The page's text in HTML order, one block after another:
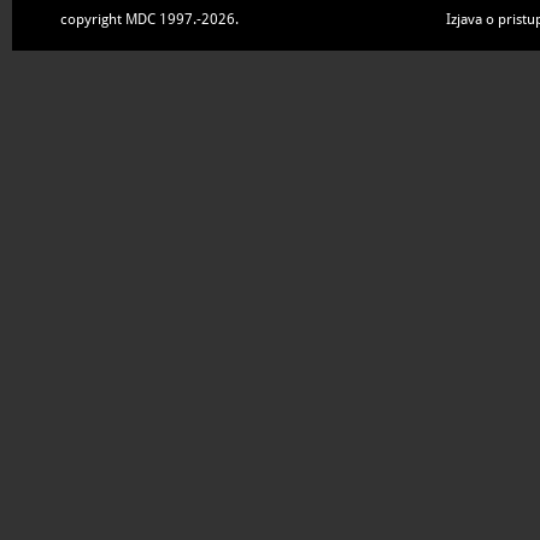
copyright MDC 1997.-2026. Izjava o